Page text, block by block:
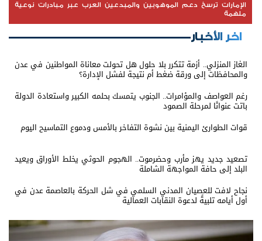
الإمارات ترسخ دعم الموهوبين والمبدعين العرب عبر مبادرات نوعية
ملهمة
اخر الأخبار
الغاز المنزلي.. أزمة تتكرر بلا حلول هل تحولت معاناة المواطنين في عدن
والمحافظات إلى ورقة ضغط أم نتيجة لفشل الإدارة؟
رغم العواصف والمؤامرات.. الجنوب يتمسك بحلمه الكبير واستعادة الدولة
باتت عنوانًا لمرحلة الصمود
قوات الطوارئ اليمنية بين نشوة التفاخر بالأمس ودموع التماسيح اليوم
تصعيد جديد يهز مأرب وحضرموت.. الهجوم الحوثي يخلط الأوراق ويعيد
البلد إلى حافة المواجهة الشاملة
نجاح لافت للعصيان المدني السلمي في شل الحركة بالعاصمة عدن في
أول أيامه تلبيةً لدعوة النقابات العمالية